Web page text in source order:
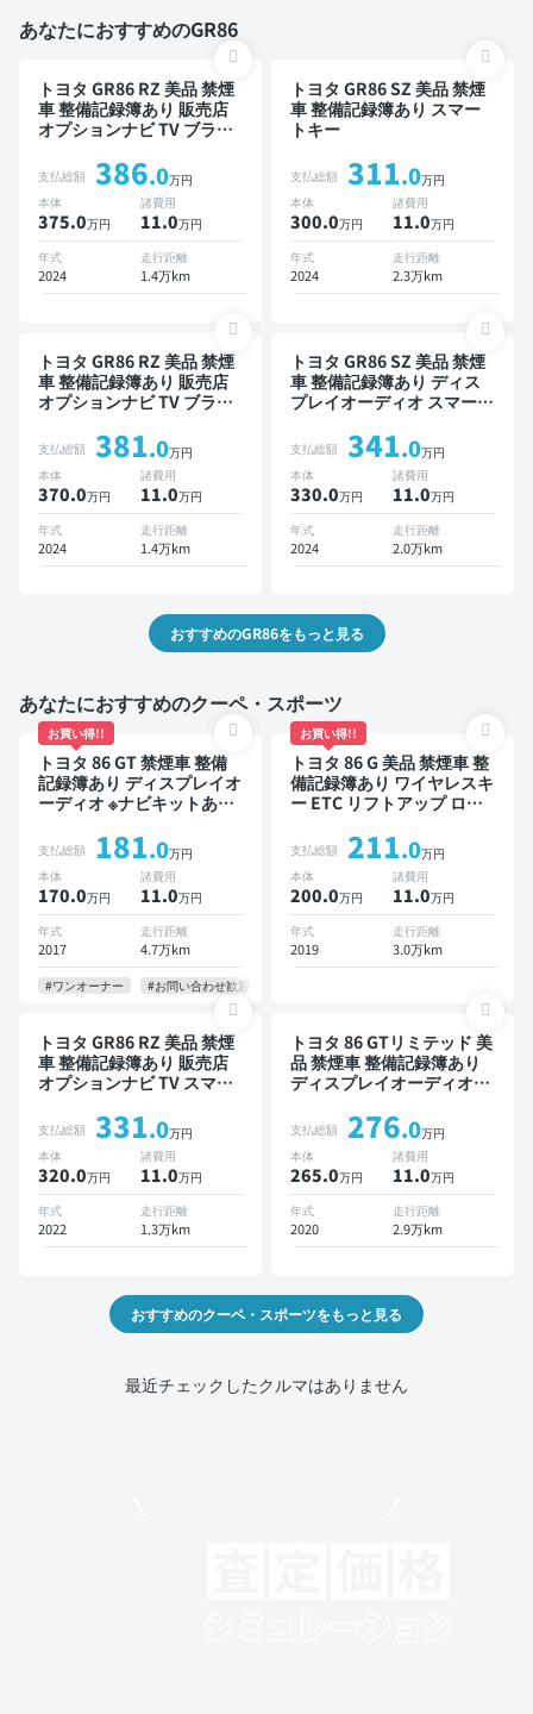
あなたにおすすめのGR86
トヨタ GR86 RZ 美品 禁煙
車 整備記録簿あり 販売店
オプションナビ TV ブライ
トクルーズ スマートキー
ETC バックモニター ドラ
イブレコーダー 衝突軽減
支払総額 386.0万円
本体
375.0万円
諸費用
11.0万円
年式
2024
走行距離
1.4万km
トヨタ GR86 SZ 美品 禁煙
車 整備記録簿あり スマー
トキー
支払総額 311.0万円
本体
300.0万円
諸費用
11.0万円
年式
2024
走行距離
2.3万km
トヨタ GR86 RZ 美品 禁煙
車 整備記録簿あり 販売店
オプションナビ TV ブライ
トクルーズ スマートキー
ETC バックモニター ドラ
イブレコーダー フルエアロ
衝突軽減
支払総額 381.0万円
本体
370.0万円
諸費用
11.0万円
年式
2024
走行距離
1.4万km
トヨタ GR86 SZ 美品 禁煙
車 整備記録簿あり ディス
プレイオーディオ スマート
フルエアロ 社外マフラー
支払総額 341.0万円
本体
330.0万円
諸費用
11.0万円
年式
2024
走行距離
2.0万km
おすすめのGR86をもっと見る
あなたにおすすめのクーペ・スポーツ
お買い得!!
トヨタ 86 GT 禁煙車 整備
記録簿あり ディスプレイオ
ーディオ ※ナビキットあり
トキー ETC バックモニタ
ー
支払総額 181.0万円
本体
170.0万円
諸費用
11.0万円
年式
2017
走行距離
4.7万km
#ワンオーナー #お問い合わせ歓迎
お買い得!!
トヨタ 86 G 美品 禁煙車 整
備記録簿あり ワイヤレスキ
ー ETC リフトアップ ロー
支払総額 211.0万円
本体
200.0万円
諸費用
11.0万円
年式
2019
走行距離
3.0万km
トヨタ GR86 RZ 美品 禁煙
車 整備記録簿あり 販売店
オプションナビ TV スマー
ー ドライブレコーダー
支払総額 331.0万円
本体
320.0万円
諸費用
11.0万円
年式
2022
走行距離
1.3万km
トヨタ 86 GTリミテッド 美
品 禁煙車 整備記録簿あり
ディスプレイオーディオ
ニター ドライブレコーダー
支払総額 276.0万円
本体
265.0万円
諸費用
11.0万円
年式
2020
走行距離
2.9万km
おすすめのクーペ・スポーツをもっと見る
最近チェックしたクルマはありません